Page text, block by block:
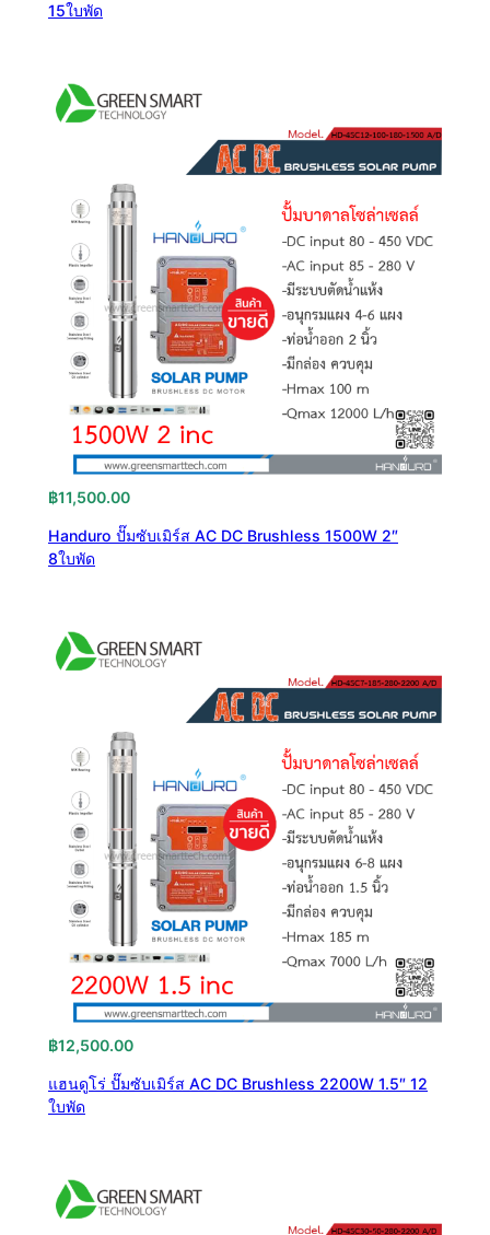
15ใบพัด
฿11,500.00
Handuro ปั๊มซับเมิร์ส AC DC Brushless 1500W 2″
8ใบพัด
฿12,500.00
แฮนดูโร่ ปั๊มซับเมิร์ส AC DC Brushless 2200W 1.5″ 12
ใบพัด